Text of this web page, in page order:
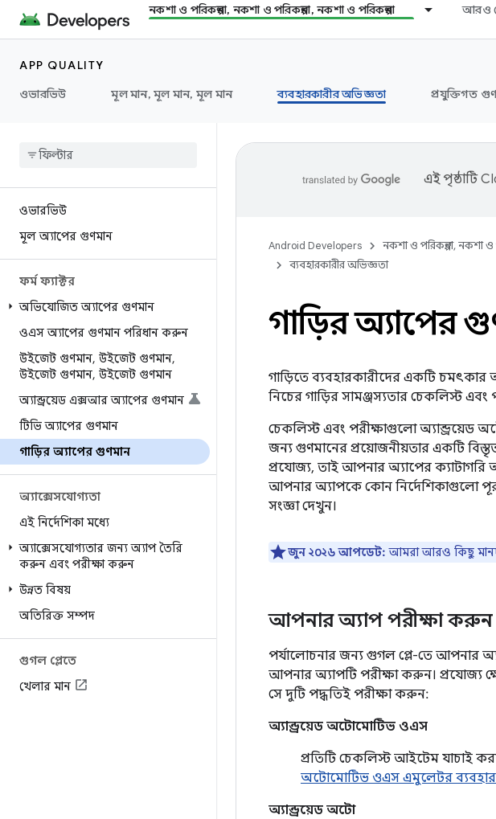
নকশা ও পরিকল্পনা, নকশা ও পরিকল্পনা, নকশা ও পরিকল্পনা আরও
APP QUALITY
ওভারভিউ
মূল মান, মূল মান, মূল মান ব্যবহারকারীর অভিজ্ঞতা প্রযুক্তিগত
ওভারভিউ
মূল অ্যাপের গুণমান
ফর্ম ফ্যাক্টর
অভিযোজিত অ্যাপের গুণমান
ওএস অ্যাপের গুণমান পরিধান করুন
উইজেট গুণমান, উইজেট গুণমান,
উইজেট গুণমান, উইজেট গুণমান
অ্যান্ড্রয়েড এক্সআর অ্যাপের গুণমান
টিভি অ্যাপের গুণমান
গাড়ির অ্যাপের গুণমান
অ্যাক্সেসযোগ্যতা
এই নির্দেশিকা মধ্যে
অ্যাক্সেসযোগ্যতার জন্য অ্যাপ তৈরি
করুন এবং পরীক্ষা করুন
উন্নত বিষয়
অতিরিক্ত সম্পদ
গুগল প্লেতে
খেলার মান
এই পৃষ্ঠাটি
Android Developers নকশা ও পরিকল্পনা, নকশা ও
ব্যবহারকারীর অভিজ্ঞতা
গাড়ির অ্যাপের
গাড়িতে ব্যবহারকারীদের একটি
নিচের গাড়ির সামঞ্জস্যতার চেকলিস্ট
চেকলিস্ট এবং পরীক্ষাগুলো অ্যান্ড্রয়েড
জন্য গুণমানের প্রয়োজনীয়তার একটি বিস্তৃত
প্রযোজ্য, তাই আপনার অ্যাপের ক্যাটাগরি
আপনার অ্যাপকে কোন নির্দেশিকাগুলো
সংজ্ঞা দেখুন।
জুন ২০২৬ আপডেট: আমরা আরও কিছু
আপনার অ্যাপ পরীক্ষা করুন
পর্যালোচনার জন্য গুগল প্লে-তে আপনার
আপনার অ্যাপটি পরীক্ষা করুন। প্রযোজ্য
সে দুটি পদ্ধতিই পরীক্ষা করুন:
অ্যান্ড্রয়েড অটোমোটিভ ওএস
প্রতিটি চেকলিস্ট আইটেম যাচাই
অটোমোটিভ ওএস এমুলেটর ব্যবহার
অ্যান্ড্রয়েড অটো